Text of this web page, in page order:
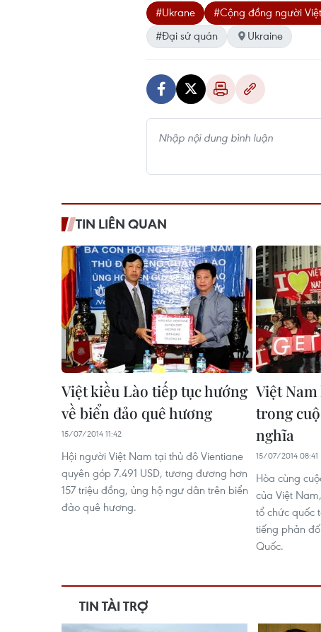
#Ukrane #Cộng đồng người
#Đại sứ quán
Ukraine
TIN LIÊN QUAN
Việt kiều Lào tiếp tục hướng
về biển đảo quê hương
15/07/2014 11:42
Hội người Việt Nam tại thủ đô Vientiane
quyên góp 7.491 USD, tương đương hơn
157 triệu đồng, ủng hộ ngư dân trên biển
đảo quê hương.
Việt
trong
nghĩa
15/07/2014 08:41
Hòa cùng
của Việt
tổ chức quốc
tiếng phản
Quốc.